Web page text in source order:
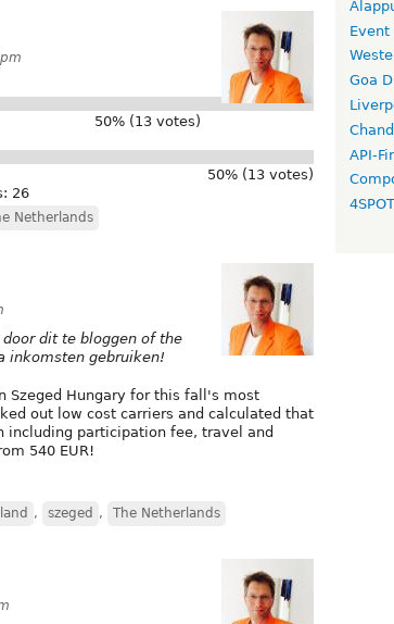
50% (13 votes)
50% (13 votes)
26
Netherlands
dit te bloggen of the
inkomsten gebruiken!
Szeged Hungary for this fall's most
out low cost carriers and calculated that
including participation fee, travel and
540 EUR!
, szeged , The Netherlands
Event
Goa
API-